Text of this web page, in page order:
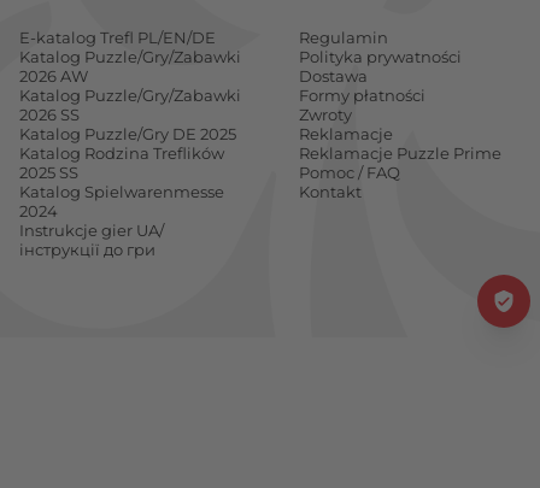
E-katalog Trefl PL/EN/DE
Katalog Puzzle/Gry/Zabawki
2026 AW
Katalog Puzzle/Gry/Zabawki
2026 SS
Katalog Puzzle/Gry DE 2025
Katalog Rodzina Treflików
2025 SS
Katalog Spielwarenmesse
2024
Instrukcje gier UA/
інструкції до гри
Regulamin
Polityka prywatności
Dostawa
Formy płatności
Zwroty
Reklamacje
Reklamacje Puzzle Prime
Pomoc / FAQ
Kontakt